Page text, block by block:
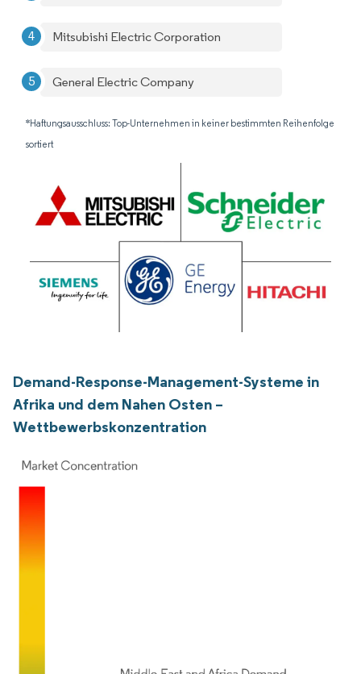
Mitsubishi Electric Corporation
General Electric Company
*Haftungsausschluss: Top-Unternehmen in keiner bestimmten Reihenfolge
sortiert
Demand-Response-Management-Systeme in
Afrika und dem Nahen Osten –
Wettbewerbskonzentration